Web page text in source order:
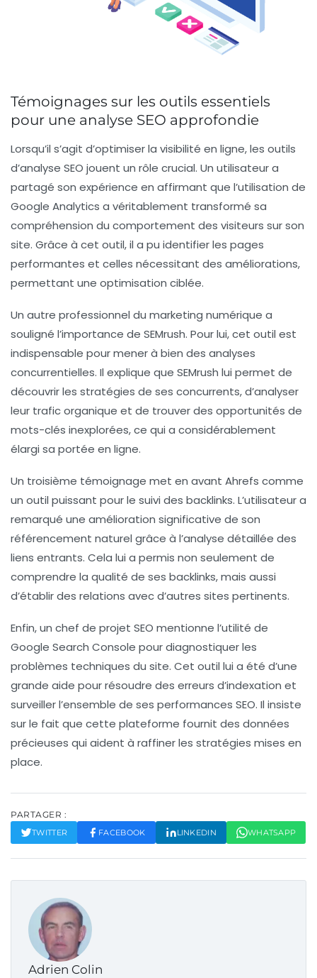
Témoignages sur les outils essentiels
pour une analyse SEO approfondie
Lorsqu’il s’agit d’optimiser la visibilité en ligne, les outils
d’analyse SEO jouent un rôle crucial. Un utilisateur a
partagé son expérience en affirmant que l’utilisation de
Google Analytics a véritablement transformé sa
compréhension du comportement des visiteurs sur son
site. Grâce à cet outil, il a pu identifier les pages
performantes et celles nécessitant des améliorations,
permettant une optimisation ciblée.
Un autre professionnel du marketing numérique a
souligné l’importance de SEMrush. Pour lui, cet outil est
indispensable pour mener à bien des analyses
concurrentielles. Il explique que SEMrush lui permet de
découvrir les stratégies de ses concurrents, d’analyser
leur trafic organique et de trouver des opportunités de
mots-clés inexplorées, ce qui a considérablement
élargi sa portée en ligne.
Un troisième témoignage met en avant Ahrefs comme
un outil puissant pour le suivi des backlinks. L’utilisateur a
remarqué une amélioration significative de son
référencement naturel grâce à l’analyse détaillée des
liens entrants. Cela lui a permis non seulement de
comprendre la qualité de ses backlinks, mais aussi
d’établir des relations avec d’autres sites pertinents.
Enfin, un chef de projet SEO mentionne l’utilité de
Google Search Console pour diagnostiquer les
problèmes techniques du site. Cet outil lui a été d’une
grande aide pour résoudre des erreurs d’indexation et
surveiller l’ensemble de ses performances SEO. Il insiste
sur le fait que cette plateforme fournit des données
précieuses qui aident à raffiner les stratégies mises en
place.
PARTAGER :
TWITTER FACEBOOK LINKEDIN WHATSAPP
Adrien Colin